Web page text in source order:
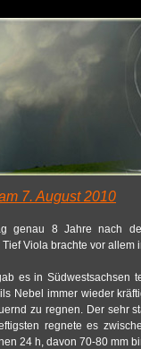
7. August 2010
genau 8 Jahre nach
Viola brachte vor
es in Südwestsachsen
Nebel immer wieder
zu regnen. Der sehr
regnete es
24 h, davon 70-80 mm